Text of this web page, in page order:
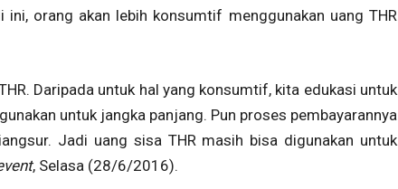
ini, orang akan lebih konsumtif menggunakan uang THR
Daripada untuk hal yang konsumtif, kita edukasi untuk
untuk jangka panjang. Pun proses pembayarannya
Jadi uang sisa THR masih bisa digunakan untuk
, Selasa (28/6/2016).